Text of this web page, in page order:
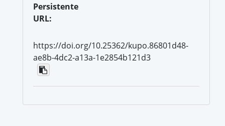
Persistente
URL:
https://doi.org/10.25362/kupo.86801d48-
ae8b-4dc2-a13a-1e2854b121d3